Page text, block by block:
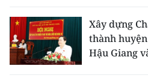
Media Chính trị
Media Kinh tế
Xây dựng
thành
Hậu Giang